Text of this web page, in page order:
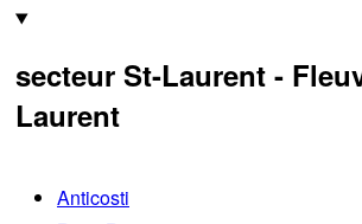
secteur St-Laurent -
Laurent
Anticosti